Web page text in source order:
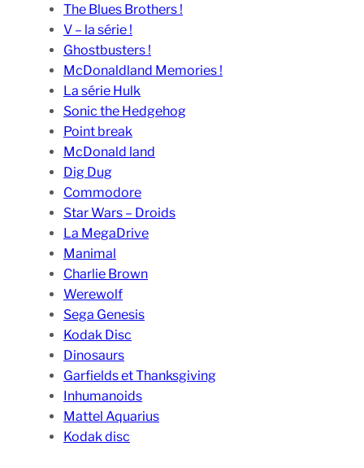
The Blues Brothers !
V – la série !
Ghostbusters !
McDonaldland Memories !
La série Hulk
Sonic the Hedgehog
Point break
McDonald land
Dig Dug
Commodore
Star Wars – Droids
La MegaDrive
Manimal
Charlie Brown
Werewolf
Sega Genesis
Kodak Disc
Dinosaurs
Garfields et Thanksgiving
Inhumanoids
Mattel Aquarius
Kodak disc